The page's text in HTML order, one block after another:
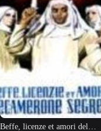
Beffe, licenze et amori del